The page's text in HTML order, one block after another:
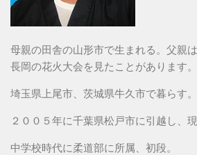
母親の田舎の山形市で生まれる。父親
長岡の花火大会を見たことがあります。
埼玉県上尾市、茨城県牛久市で暮らす。
２００５年に千葉県松戸市に引越し、現
中学校時代に柔道部に所属、初段。